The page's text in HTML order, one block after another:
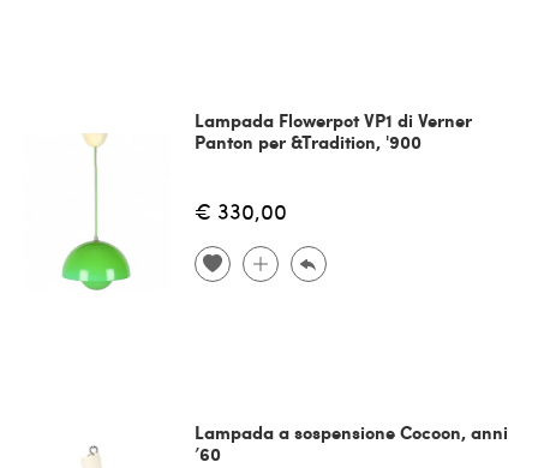
Lampada Flowerpot VP1 di Verner
Panton per &Tradition, '900
€ 330,00
Lampada a sospensione Cocoon, anni
’60